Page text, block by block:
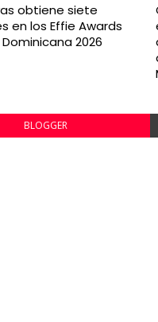
obtiene siete
en los Effie Awards
2026
BLOGGER